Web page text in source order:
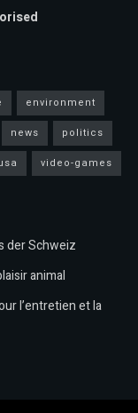
environment
news
politics
video-games
der Schweiz
animal
l’entretien et la